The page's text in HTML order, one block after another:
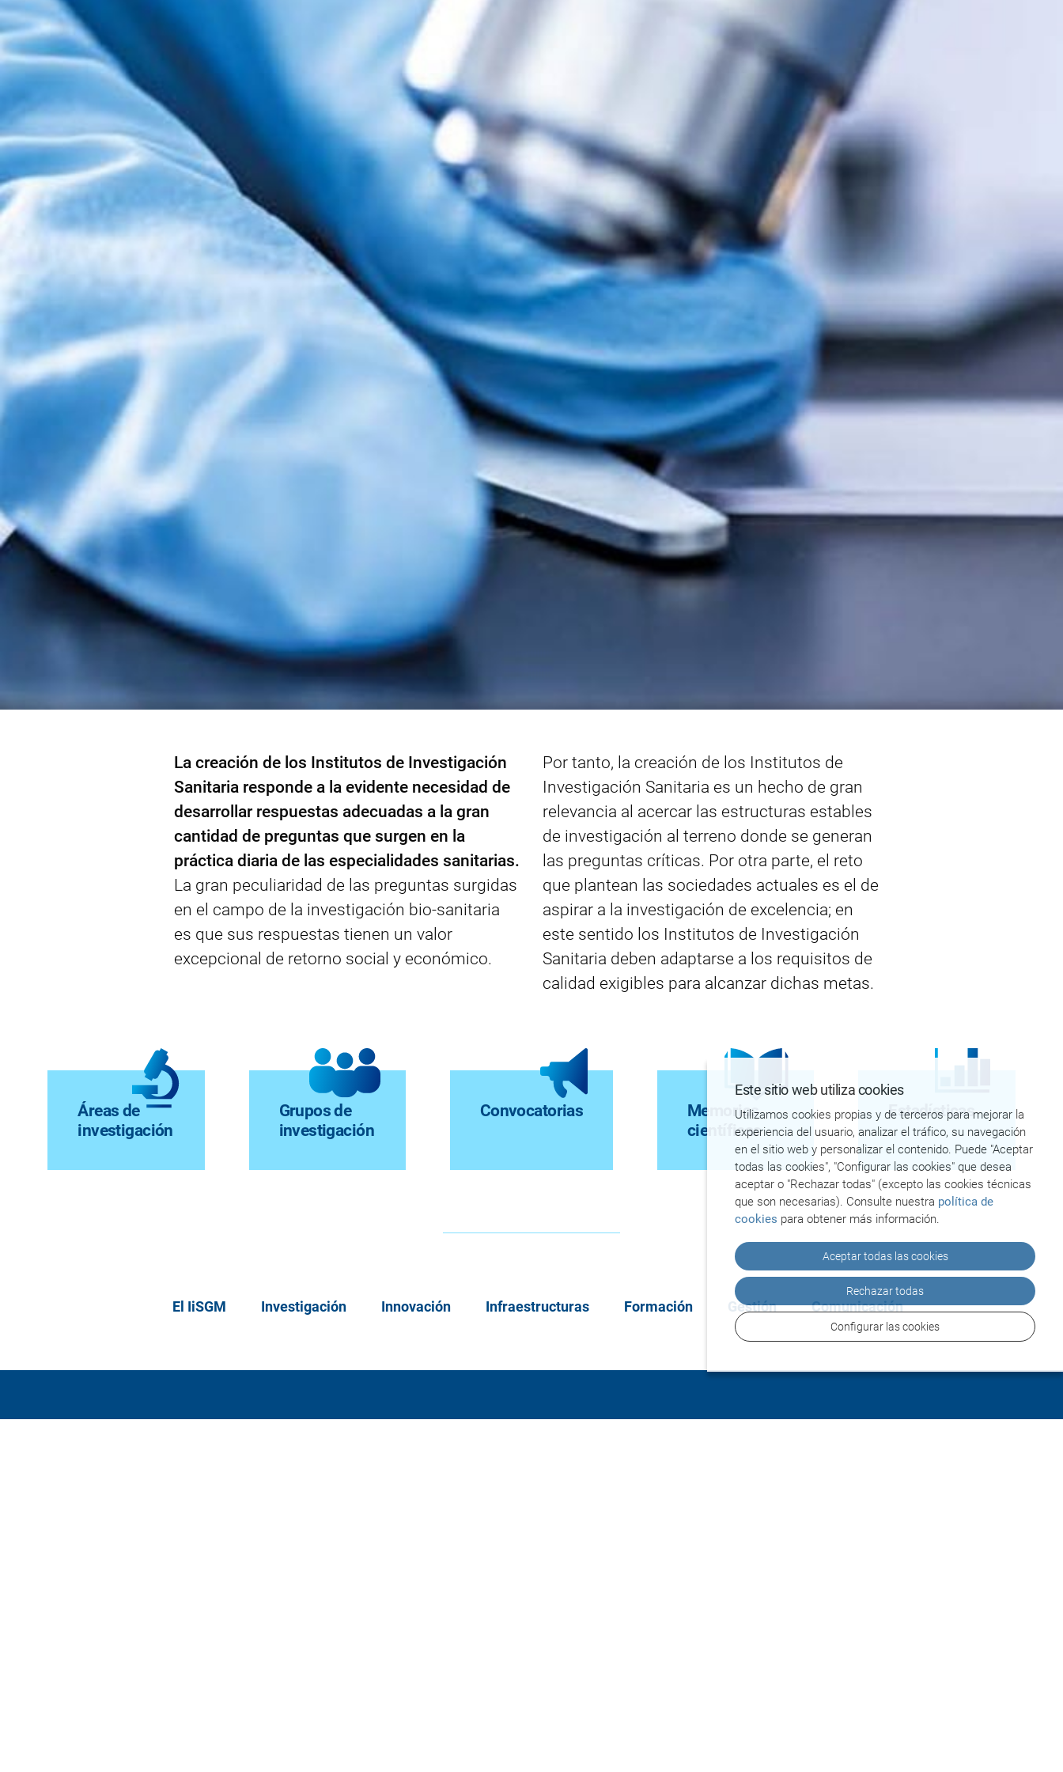
La creación de los Institutos de Investigación
Sanitaria responde a la evidente necesidad de
desarrollar respuestas adecuadas a la gran
cantidad de preguntas que surgen en la
práctica diaria de las especialidades sanitarias.
La gran peculiaridad de las preguntas surgidas
en el campo de la investigación bio-sanitaria
es que sus respuestas tienen un valor
excepcional de retorno social y económico.
Por tanto, la creación de los Institutos de
Investigación Sanitaria es un hecho de gran
relevancia al acercar las estructuras estables
de investigación al terreno donde se generan
las preguntas críticas. Por otra parte, el reto
que plantean las sociedades actuales es el de
aspirar a la investigación de excelencia; en
este sentido los Institutos de Investigación
Sanitaria deben adaptarse a los requisitos de
calidad exigibles para alcanzar dichas metas.
Áreas de
investigación
Grupos de
investigación
Convocatorias
Memorias
científicas
Estadísticas
El IiSGM Investigación Innovación Infraestructuras Formación Gestión Comunicación
Este sitio web utiliza cookies
Utilizamos cookies propias y de terceros para mejorar la
experiencia del usuario, analizar el tráfico, su navegación
en el sitio web y personalizar el contenido. Puede "Aceptar
todas las cookies", "Configurar las cookies" que desea
aceptar o "Rechazar todas" (excepto las cookies técnicas
que son necesarias). Consulte nuestra política de
cookies para obtener más información.
Aceptar todas las cookies
Rechazar todas
Configurar las cookies